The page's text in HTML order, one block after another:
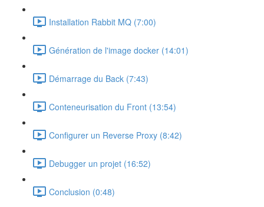
Installation Rabbit MQ (7:00)
Génération de l'image docker (14:01)
Démarrage du Back (7:43)
Conteneurisation du Front (13:54)
Configurer un Reverse Proxy (8:42)
Debugger un projet (16:52)
Conclusion (0:48)